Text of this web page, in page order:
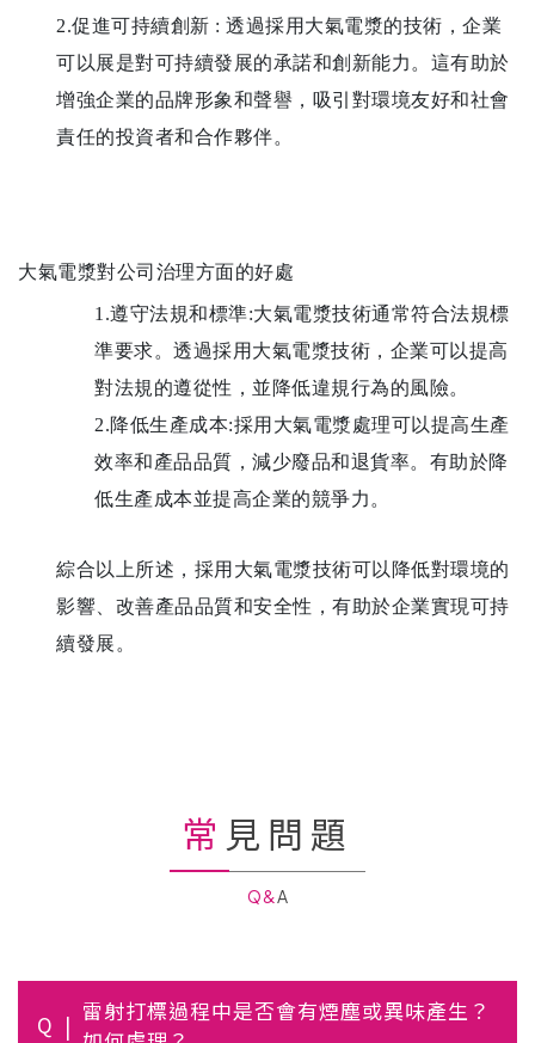
2.促進可持續創新 : 透過採用大氣電漿的技術，企業
可以展是對可持續發展的承諾和創新能力。這有助於
增強企業的品牌形象和聲譽，吸引對環境友好和社會
責任的投資者和合作夥伴。
大氣電漿對公司治理方面的好處
1.遵守法規和標準:大氣電漿技術通常符合法規標
準要求。透過採用大氣電漿技術，企業可以提高
對法規的遵從性，並降低違規行為的風險。
2.降低生產成本:採用大氣電漿處理可以提高生產
效率和產品品質，減少廢品和退貨率。有助於降
低生產成本並提高企業的競爭力。
綜合以上所述，採用大氣電漿技術可以降低對環境的
影響、改善產品品質和安全性，有助於企業實現可持
續發展。
常見問題
Q&A
Q
雷射打標過程中是否會有煙塵或異味產生？